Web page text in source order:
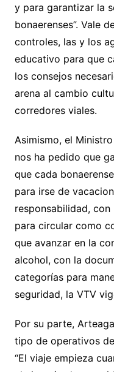
y para garantizar la
bonaerenses”. Vale
controles, las y los
educativo para que
los consejos
arena al cambio
corredores viales.
Asimismo, el
nos ha pedido que
que cada
para irse de
responsabilidad,
para circular como
que avanzar en la
alcohol, con la
categorías para
seguridad, la VTV
Por su parte,
tipo de operativos
“El viaje empieza